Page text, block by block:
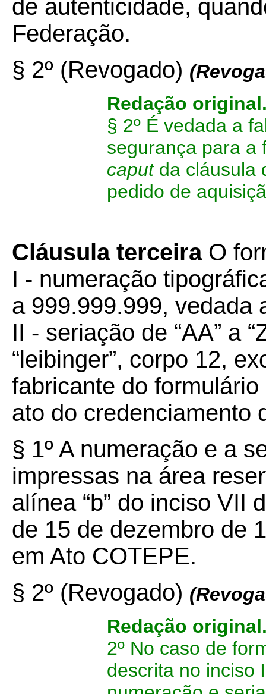
de autenticidade,
Federação.
§ 2º (Revogado)
Redação
§ 2º É vedada a
segurança para a
caputda cláusula
pedido de
Cláusula terceira O
I - numeração
a 999.999.999, vedada
II - seriação de “AA” a
“leibinger”, corpo 12,
fabricante do
ato do credenciamento
§ 1º A numeração e a
impressas na área
alínea “b” do inciso VII
de 15 de dezembro de
em Ato COTEPE.
§ 2º (Revogado)
Redação
2º No caso de
descrita no inciso